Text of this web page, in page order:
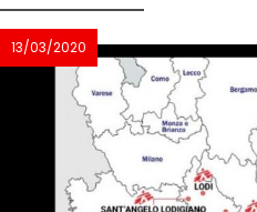
13/03/2020